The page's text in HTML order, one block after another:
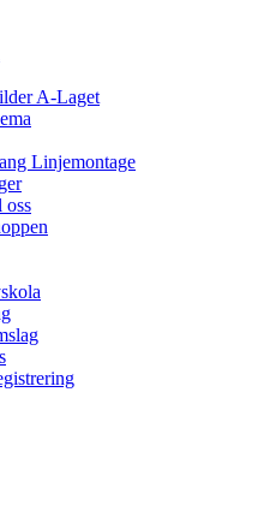
A-Laget
Linjemontage
oss